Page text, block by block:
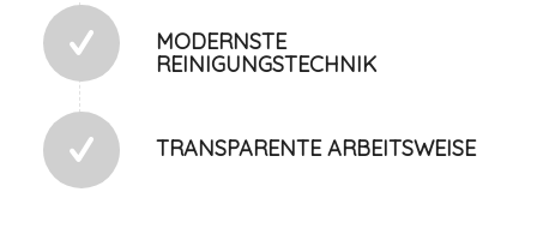
MODERNSTE
REINIGUNGSTECHNIK
TRANSPARENTE ARBEITSWEISE